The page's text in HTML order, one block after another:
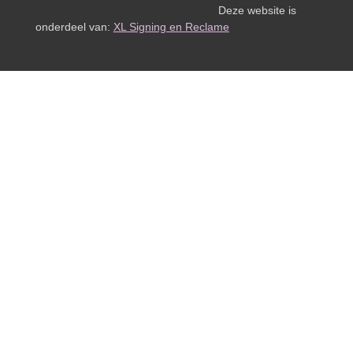
Deze website is
onderdeel van: XL Signing en Reclame